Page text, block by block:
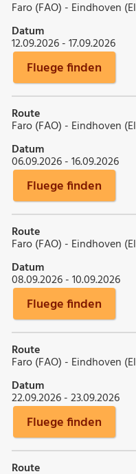
Faro (FAO) - Eindhoven
Datum
12.09.2026 - 17.09.2026
Fluege finden
Route
Faro (FAO) - Eindhoven
Datum
06.09.2026 - 16.09.2026
Fluege finden
Route
Faro (FAO) - Eindhoven
Datum
08.09.2026 - 10.09.2026
Fluege finden
Route
Faro (FAO) - Eindhoven
Datum
22.09.2026 - 23.09.2026
Fluege finden
Route